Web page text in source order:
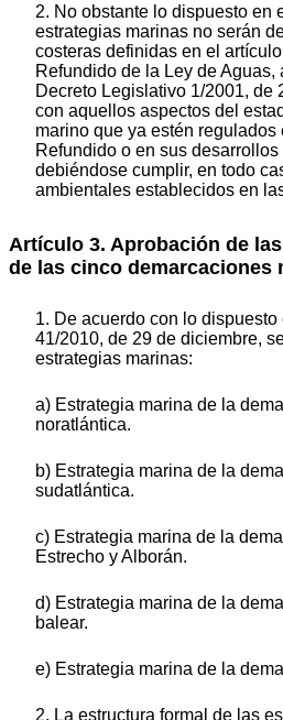
2. No obstante lo dispuesto en
estrategias marinas no serán
costeras definidas en el
Refundido de la Ley de Aguas,
Decreto Legislativo 1/2001, de
con aquellos aspectos del
marino que ya estén regulados
Refundido o en sus
debiéndose cumplir, en todo
ambientales establecidos en
Artículo 3. Aprobación de
de las cinco demarcaciones
1. De acuerdo con lo
41/2010, de 29 de diciembre,
estrategias marinas:
a) Estrategia marina de la
noratlántica.
b) Estrategia marina de la
sudatlántica.
c) Estrategia marina de la
Estrecho y Alborán.
d) Estrategia marina de la
balear.
e) Estrategia marina de la
2. La estructura formal de las